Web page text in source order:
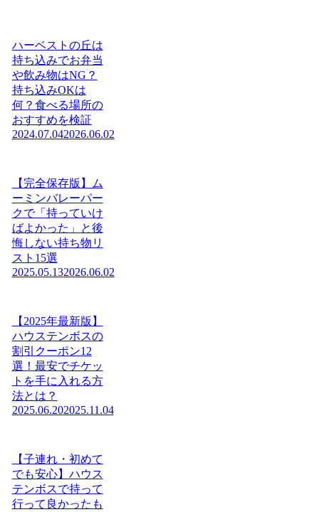
ハーベストの丘は
持ち込みでお弁当
や飲み物はNG？
持ち込みOKは
何？食べる場所の
おすすめを検証
2024.07.042026.06.02
【完全保存版】ム
ーミンバレーパー
クで「持っていけ
ばよかった」と後
悔しない持ち物リ
スト15選
2025.05.132026.06.02
【2025年最新版】
ハウステンボスの
割引クーポン12
選！最安でチケッ
トを手に入れる方
法とは？
2025.06.202025.11.04
【子連れ・初めて
でも安心】ハウス
テンボスで持って
行って良かったも